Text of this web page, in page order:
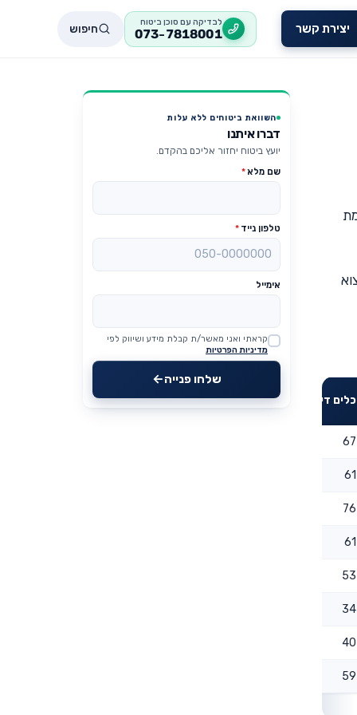
יצירת קשר לבדיקה עם סוכן ביטוח
073-7818001 חיפוש
כלים דיגיטליים
67
61
76
61
53
34
40
59
השוואת ביטוחים ללא עלות
דברו איתנו
יועץ ביטוח יחזור אליכם בהקדם.
שם מלא*
טלפון נייד *
אימייל
Website
קראתי ואני מאשר/ת קבלת מידע ושיווק לפי
מדיניות הפרטיות
שלחו פנייה